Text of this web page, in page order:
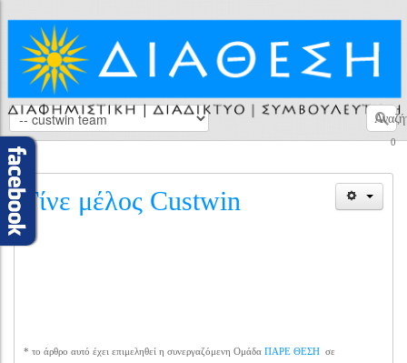
0
Γίνε μέλος Custwin
* το άρθρο αυτό έχει επιμεληθεί η συνεργαζόμενη Ομάδα ΠΑΡΕ ΘΕΣΗ σε